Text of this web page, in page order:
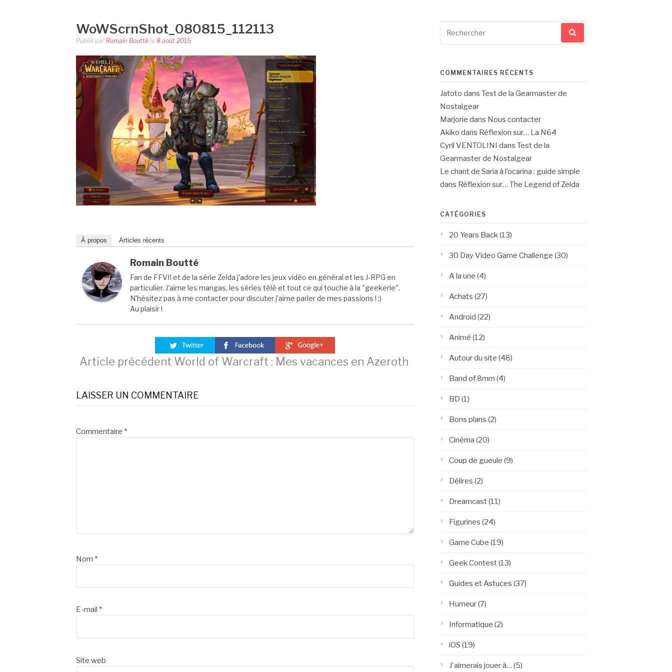
WoWScrnShot_080815_112113
Publié par Romain Boutté le 8 août 2015
À propos Articles récents
Romain Boutté
Fan de FFVII et de la série Zelda j'adore les jeux vidéo en général et les J-RPG en
particulier. J'aime les mangas, les séries télé et tout ce qui touche à la "geekerie".
N'hésitez pas à me contacter pour discuter j'aime parler de mes passions ! :)
Au plaisir !
Lire
la
suite
Article précédent World of Warcraft : Mes vacances en Azeroth
LAISSER UN COMMENTAIRE
Commentaire *
Nom *
E-mail *
Site web
pour
COMMENTAIRES RÉCENTS
Jatoto dans Test de la Gearmaster de
Nostalgear
Marjorie dans Nous contacter
Akiko dans Réflexion sur… La N64
Cyril VENTOLINI dans Test de la
Gearmaster de Nostalgear
Le chant de Saria à l’ocarina : guide simple
dans Réflexion sur… The Legend of Zelda
CATÉGORIES
20 Years Back (13)
30 Day Video Game Challenge (30)
A la une (4)
Achats (27)
Android (22)
Animé (12)
Autour du site (48)
Band of 8mm (4)
BD (1)
Bons plans (2)
Cinéma (20)
Coup de gueule (9)
Délires (2)
Dreamcast(11)
Figurines (24)
Game Cube (19)
Geek Contest(13)
Guides et Astuces (37)
Humeur(7)
Informatique (2)
iOS (19)
J'aimerais jouer à… (5)